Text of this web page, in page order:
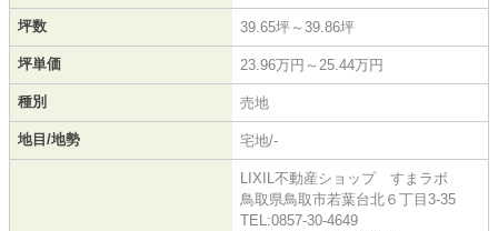
坪数 39.65坪～39.86坪
坪単価 23.96万円～25.44万円
種別 売地
地目/地勢 宅地/-
LIXIL不動産ショップ すまラボ
鳥取県鳥取市若葉台北６丁目3-35
TEL:0857-30-4649